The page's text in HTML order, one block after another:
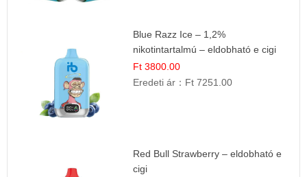
Blue Razz Ice – 1,2%
nikotintartalmú – eldobható e cigi
Ft 3800.00
Eredeti ár： Ft 7251.00
Red Bull Strawberry – eldobható e
cigi